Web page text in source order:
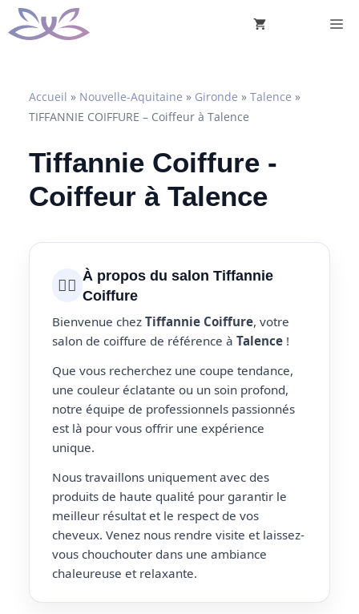
Aller
au
Accueil » Nouvelle-Aquitaine » Gironde » Talence »
TIFFANNIE COIFFURE – Coiffeur à Talence
Tiffannie Coiffure -
Coiffeur à Talence
💇‍♀️ À propos du salon Tiffannie
Coiffure
Bienvenue chez Tiffannie Coiffure, votre
salon de coiffure de référence à Talence !
Que vous recherchez une coupe tendance,
une couleur éclatante ou un soin profond,
notre équipe de professionnels passionnés
est là pour vous offrir une expérience
unique.
Nous travaillons uniquement avec des
produits de haute qualité pour garantir le
meilleur résultat et le respect de vos
cheveux. Venez nous rendre visite et laissez-
vous chouchouter dans une ambiance
chaleureuse et relaxante.